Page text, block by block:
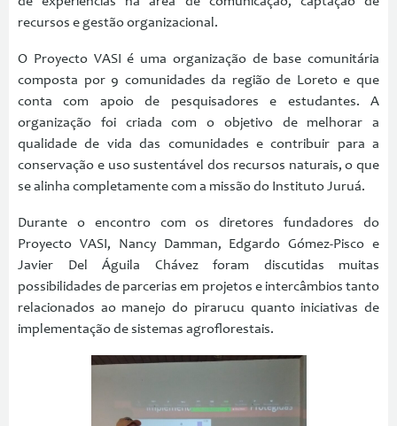
recursos e gestão organizacional.
O Proyecto VASI é uma organização de base comunitária
composta por 9 comunidades da região de Loreto e que
conta com apoio de pesquisadores e estudantes. A
organização foi criada com o objetivo de melhorar a
qualidade de vida das comunidades e contribuir para a
conservação e uso sustentável dos recursos naturais, o que
se alinha completamente com a missão do Instituto Juruá.
Durante o encontro com os diretores fundadores do
Proyecto VASI, Nancy Damman, Edgardo Gómez-Pisco e
Javier Del Águila Chávez foram discutidas muitas
possibilidades de parcerias em projetos e intercâmbios tanto
relacionados ao manejo do pirarucu quanto iniciativas de
implementação de sistemas agroflorestais.